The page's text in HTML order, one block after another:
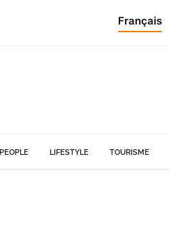
Français
PEOPLE LIFESTYLE TOURISME